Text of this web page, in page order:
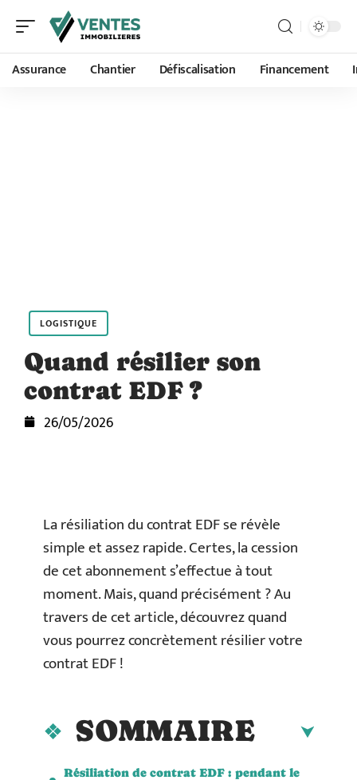
Assurance Chantier Défiscalisation Financement
LOGISTIQUE
Quand résilier son
contrat EDF ?
26/05/2026
La résiliation du contrat EDF se révèle
simple et assez rapide. Certes, la cession
de cet abonnement s’effectue à tout
moment. Mais, quand précisément ? Au
travers de cet article, découvrez quand
vous pourrez concrètement résilier votre
contrat EDF !
SOMMAIRE
Résiliation de contrat EDF : pendant le